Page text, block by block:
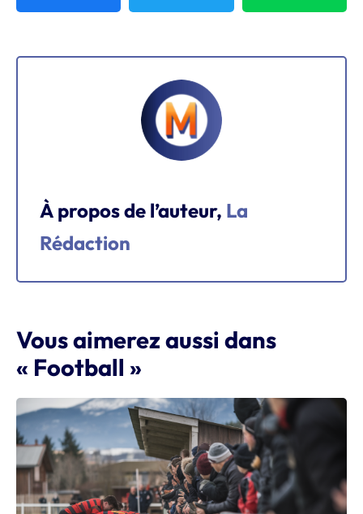
À propos de l’auteur, La
Rédaction
Vous aimerez aussi dans
« Football »